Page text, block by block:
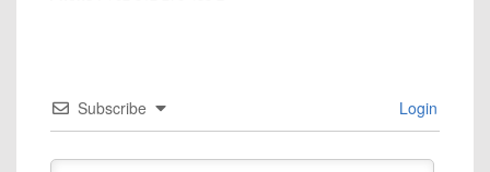
Subscribe Login